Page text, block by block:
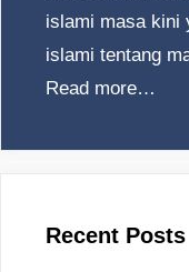
islami masa kini
islami tentang
Read more…
Recent Posts